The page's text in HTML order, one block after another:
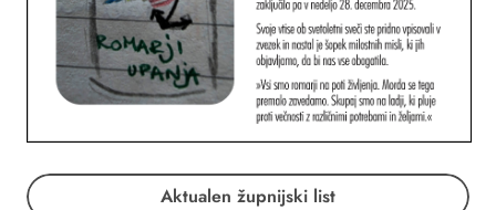
Aktualen župnijski list